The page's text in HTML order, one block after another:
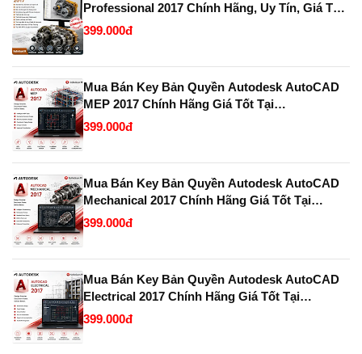
Professional 2017 Chính Hãng, Uy Tín, Giá Tốt
Tại KeyBanQuyen.VN
399.000đ
Mua Bán Key Bản Quyền Autodesk AutoCAD
MEP 2017 Chính Hãng Giá Tốt Tại
KeyBanQuyen.VN
399.000đ
Mua Bán Key Bản Quyền Autodesk AutoCAD
Mechanical 2017 Chính Hãng Giá Tốt Tại
KeyBanQuyen.VN
399.000đ
Mua Bán Key Bản Quyền Autodesk AutoCAD
Electrical 2017 Chính Hãng Giá Tốt Tại
KeyBanQuyen.VN
399.000đ